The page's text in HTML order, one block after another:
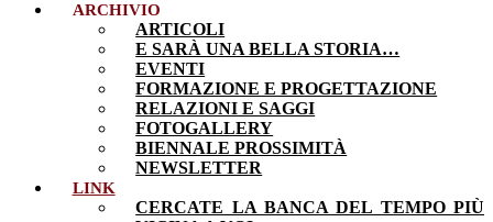
ARCHIVIO
ARTICOLI
E SARÀ UNA BELLA STORIA…
EVENTI
FORMAZIONE E PROGETTAZIONE
RELAZIONI E SAGGI
FOTOGALLERY
BIENNALE PROSSIMITÀ
NEWSLETTER
LINK
CERCATE LA BANCA DEL TEMPO PIÙ